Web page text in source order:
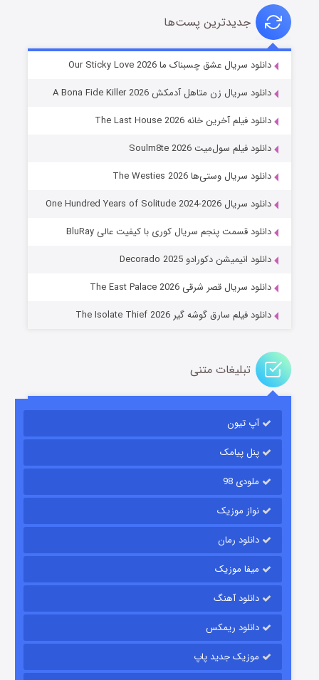
شوهر
عملیات آپارتمان
قسمت2 (زیرنویس) منتشر شد
قسمت
جدیدترین پست‌ها
دانلود سریال عشق چسبناک ما Our Sticky Love 2026
دانلود سریال زن متاهل آدمکش A Bona Fide Killer 2026
دانلود فیلم آخرین خانه The Last House 2026
دانلود فیلم سول‌میت Soulm8te 2026
دانلود سریال وستی‌ها The Westies 2026
دانلود سریال One Hundred Years of Solitude 2024-2026
دانلود قسمت پنجم سریال کوری با کیفیت عالی BluRay
دانلود انیمیشن دکورادو Decorado 2025
دانلود سریال قصر شرقی The East Palace 2026
دانلود فیلم سارق گوشه گیر The Isolate Thief 2026
تبلیغات متنی
آپ تیون
پنل پیامک
ملودی 98
نواز موزیک
دانلود رمان
میفا موزیک
دانلود آهنگ
دانلود ریمکس
موزیک جدید پاپ